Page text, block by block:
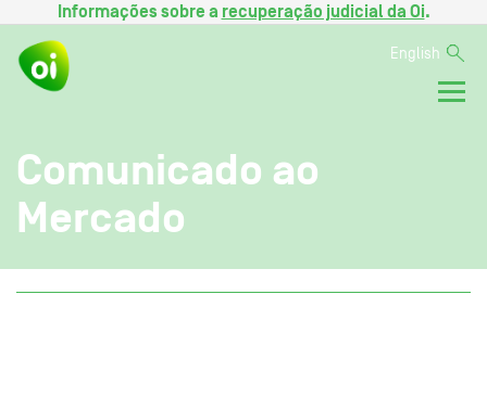
Informações sobre a recuperação judicial da Oi.
English
Comunicado ao
Mercado